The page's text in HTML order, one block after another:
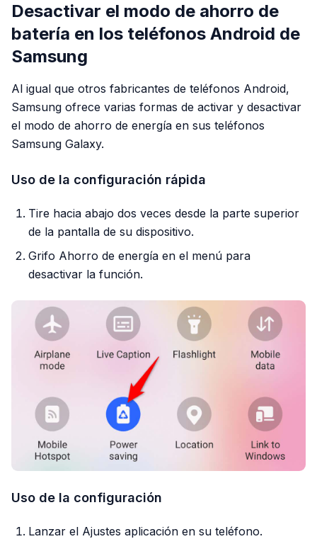
Desactivar el modo de ahorro de
batería en los teléfonos Android de
Samsung
Al igual que otros fabricantes de teléfonos Android,
Samsung ofrece varias formas de activar y desactivar
el modo de ahorro de energía en sus teléfonos
Samsung Galaxy.
Uso de la configuración rápida
Tire hacia abajo dos veces desde la parte superior
de la pantalla de su dispositivo.
Grifo Ahorro de energía en el menú para
desactivar la función.
Uso de la configuración
Lanzar el Ajustes aplicación en su teléfono.